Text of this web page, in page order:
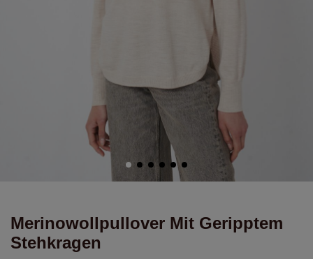
Merinowollpullover Mit Geripptem
Stehkragen